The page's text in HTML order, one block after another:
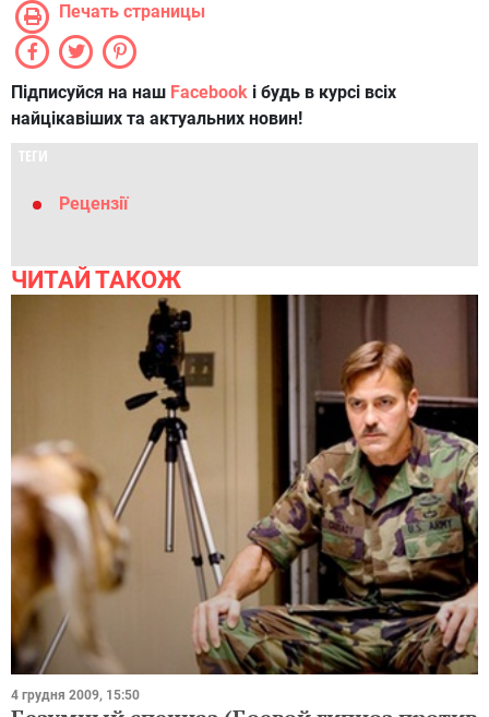
Печать страницы
Підписуйся на наш Facebook і будь в курсі всіх
найцікавіших та актуальних новин!
ТЕГИ
Рецензії
ЧИТАЙ ТАКОЖ
4 грудня 2009, 15:50